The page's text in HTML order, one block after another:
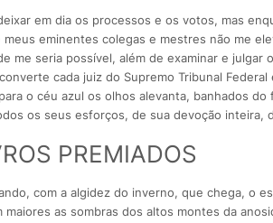
em dia os processos e os votos, mas
meus eminentes colegas e mestres não me
me seria possível, além de examinar e
cada juiz do Supremo Tribunal
o céu azul os olhos alevanta, banhados
os seus esforços, de sua devoção inteira,
PREMIADOS
com a algidez do inverno, que chega, o
maiores as sombras dos altos montes da